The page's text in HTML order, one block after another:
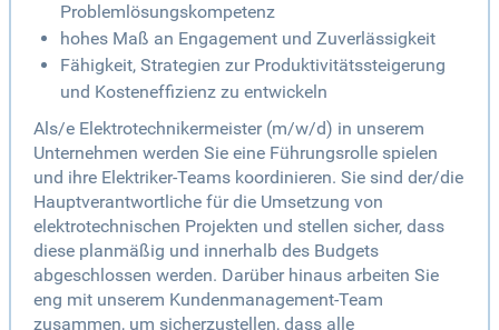
Problemlösungskompetenz
hohes Maß an Engagement und Zuverlässigkeit
Fähigkeit, Strategien zur Produktivitätssteigerung
und Kosteneffizienz zu entwickeln
Als/e Elektrotechnikermeister (m/w/d) in unserem
Unternehmen werden Sie eine Führungsrolle spielen
und ihre Elektriker-Teams koordinieren. Sie sind der/die
Hauptverantwortliche für die Umsetzung von
elektrotechnischen Projekten und stellen sicher, dass
diese planmäßig und innerhalb des Budgets
abgeschlossen werden. Darüber hinaus arbeiten Sie
eng mit unserem Kundenmanagement-Team
zusammen, um sicherzustellen, dass alle